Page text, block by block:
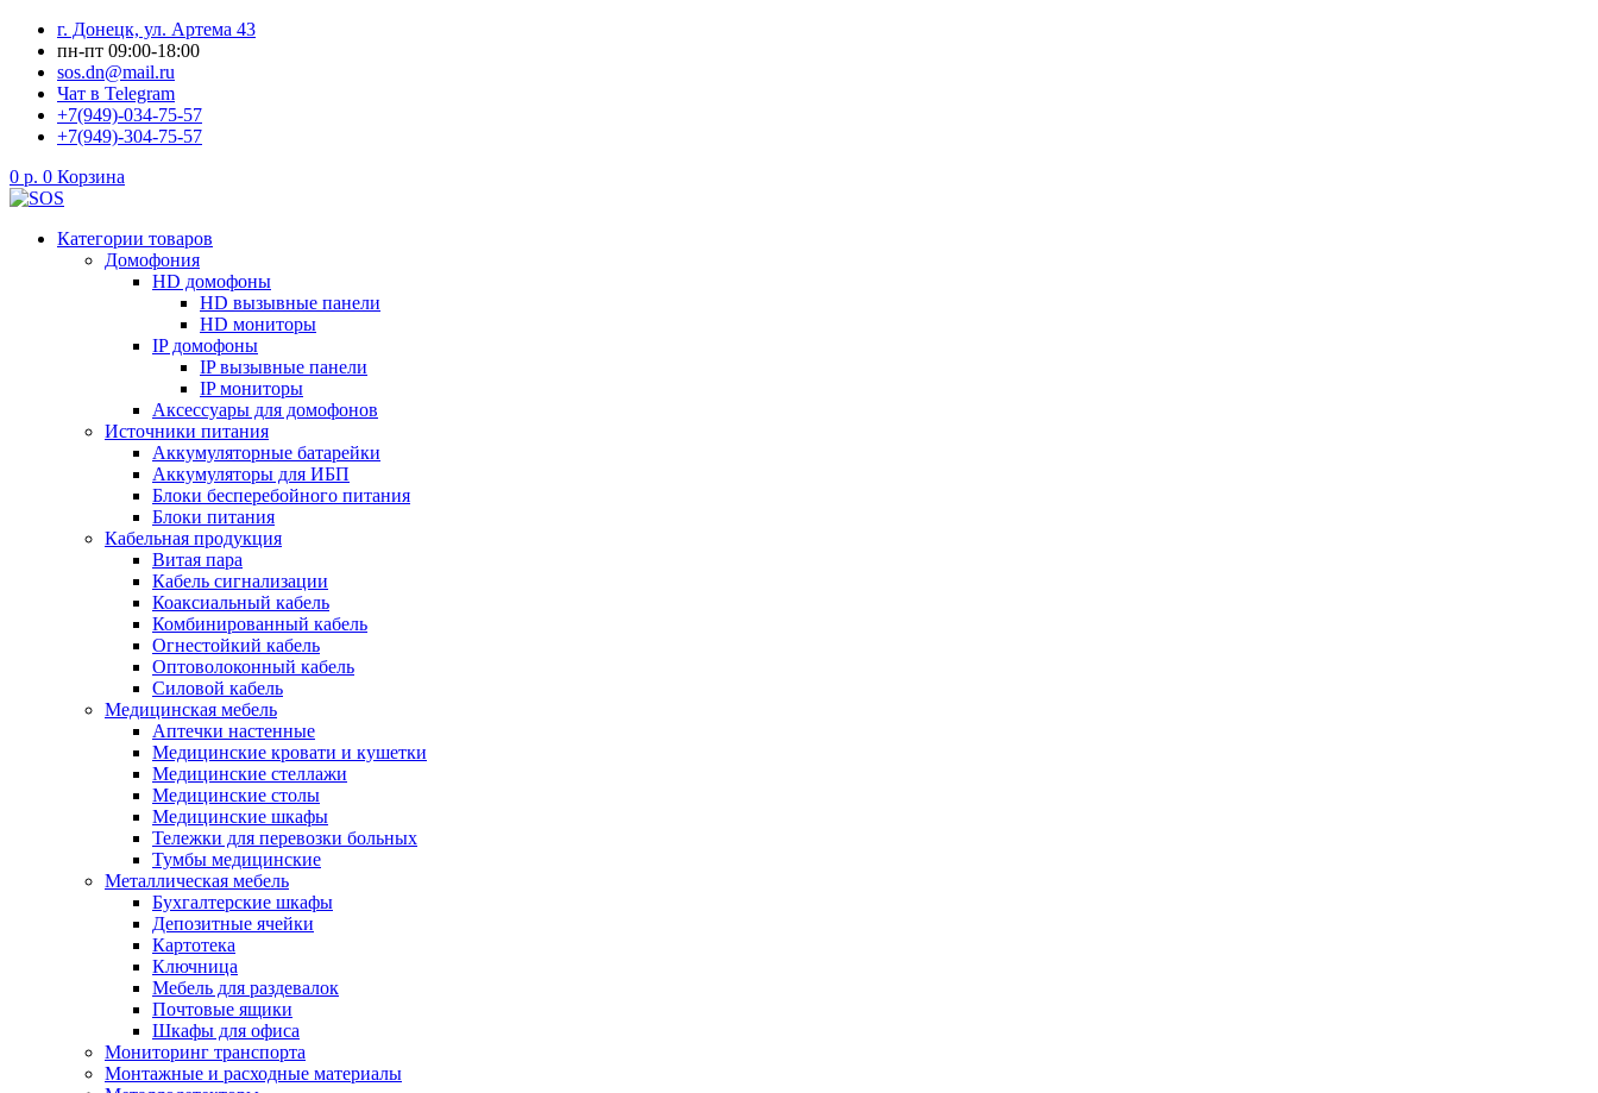
Перейти
содержимому
г. Донецк, ул. Артема 43
пн-пт 09:00-18:00
sos.dn@mail.ru
Чат в Telegram
+7(949)-034-75-57
+7(949)-304-75-57
0 р. 0 Корзина
Категории товаров
Домофония
HD домофоны
HD вызывные панели
HD мониторы
IP домофоны
IP вызывные панели
IP мониторы
Аксессуары для домофонов
Источники питания
Аккумуляторные батарейки
Аккумуляторы для ИБП
Блоки бесперебойного питания
Блоки питания
Кабельная продукция
Витая пара
Кабель сигнализации
Коаксиальный кабель
Комбинированный кабель
Огнестойкий кабель
Оптоволоконный кабель
Силовой кабель
Медицинская мебель
Аптечки настенные
Медицинские кровати и кушетки
Медицинские стеллажи
Медицинские столы
Медицинские шкафы
Тележки для перевозки больных
Тумбы медицинские
Металлическая мебель
Бухгалтерские шкафы
Депозитные ячейки
Картотека
Ключница
Мебель для раздевалок
Почтовые ящики
Шкафы для офиса
Мониторинг транспорта
Монтажные и расходные материалы